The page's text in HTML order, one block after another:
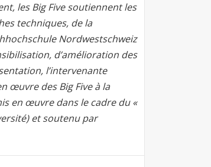
les Big Five soutiennent les
techniques, de la
Nordwestschweiz
d’amélioration des
l’intervenante
œuvre des Big Five à la
en œuvre dans le cadre du «
et soutenu par